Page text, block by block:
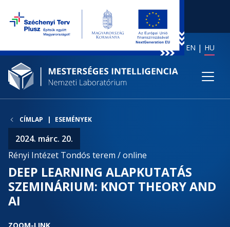
EN HU
CÍMLAP ESEMÉNYEK
2024. márc. 20.
Rényi Intézet Tondós terem / online
DEEP LEARNING ALAPKUTATÁS
SZEMINÁRIUM: KNOT THEORY AND
AI